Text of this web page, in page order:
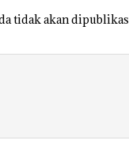
tidak akan